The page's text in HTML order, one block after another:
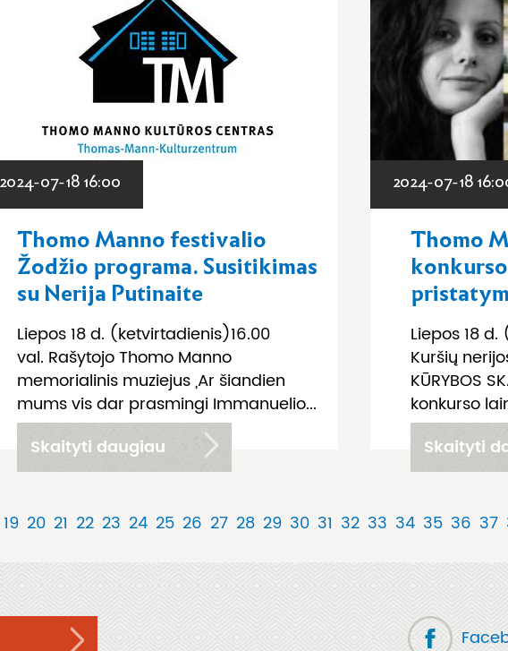
2024-07-18 16:00
Thomo Manno festivalio
Žodžio programa. Susitikimas
su Nerija Putinaite
Liepos 18 d. (ketvirtadienis)16.00
val. Rašytojo Thomo Manno
memorialinis muziejus „Ar šiandien
mums vis dar prasmingi Immanuelio...
Skaityti daugiau
2024-07-18
Thomo
Liepos 18
Kuršių
KŪRYBOS
konkurso
Skaityti
19 20 21 22 23 24 25 26 27 28 29 30 31 32 33 34 35 36 37